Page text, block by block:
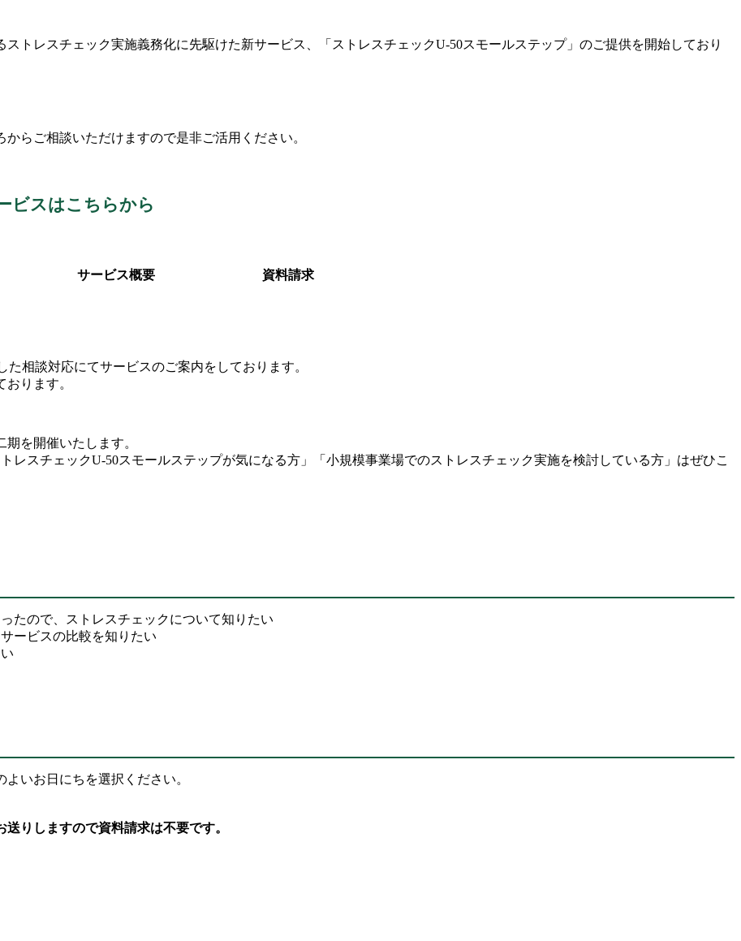
トレスチェック実施義務化に先駆けた新サービス、「ストレスチェックU-50スモールステップ」のご提供を開始しており
らご相談いただけますので是非ご活用ください。
ビスはこちらから
サービス概要 資料請求
相談対応にてサービスのご案内をしております。
ります。
を開催いたします。
レスチェックU-50スモールステップが気になる方」「小規模事業場でのストレスチェック実施を検討している方」はぜひこ
たので、ストレスチェックについて知りたい
ービスの比較を知りたい
いお日にちを選択ください。
りしますので資料請求は不要です。